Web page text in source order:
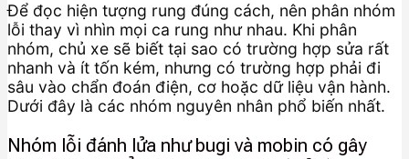
Để đọc hiện tượng rung đúng cách, nên phân nhóm
lỗi thay vì nhìn mọi ca rung như nhau. Khi phân
nhóm, chủ xe sẽ biết tại sao có trường hợp sửa rất
nhanh và ít tốn kém, nhưng có trường hợp phải đi
sâu vào chẩn đoán điện, cơ hoặc dữ liệu vận hành.
Dưới đây là các nhóm nguyên nhân phổ biến nhất.
Nhóm lỗi đánh lửa như bugi và mobin có gây